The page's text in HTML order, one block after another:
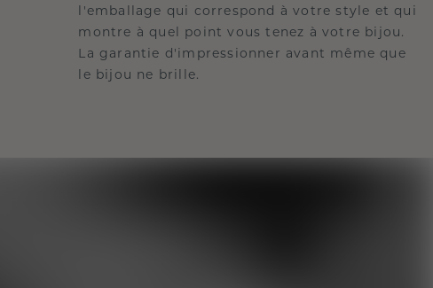
l'emballage qui correspond à votre style et qui
montre à quel point vous tenez à votre bijou.
La garantie d'impressionner avant même que
le bijou ne brille.